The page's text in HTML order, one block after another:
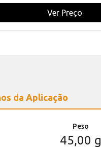
Ver Preço
da Aplicação
Peso
45,00 g